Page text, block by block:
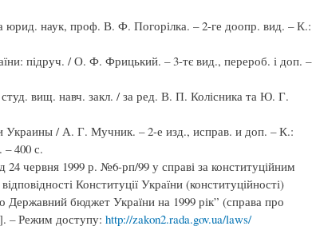
юрид. наук, проф. В. Ф. Погорілка. – 2-ге доопр. вид. – К.:
підруч. / О. Ф. Фрицький. – 3-тє вид., перероб. і доп. –
вищ. навч. закл. / за ред. В. П. Колісника та Ю. Г.
/ А. Г. Мучник. – 2-е изд., исправ. и доп. – К.:
– 400 с.
24 червня 1999 р. №6-рп/99 у справі за конституційним
Конституції України (конституційності)
Державний бюджет України на 1999 рік” (справа про
– Режим доступу: http://zakon2.rada.gov.ua/laws/